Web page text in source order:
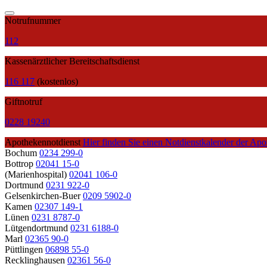
Notrufnummer
112
Kassenärztlicher Bereitschaftsdienst
116 117 (kostenlos)
Giftnotruf
0228 19240
Apothekennotdienst Hier finden Sie einen Notdienstkalender der
Bochum 0234 299-0
Bottrop 02041 15-0
(Marienhospital) 02041 106-0
Dortmund 0231 922-0
Gelsenkirchen-Buer 0209 5902-0
Kamen 02307 149-1
Lünen 0231 8787-0
Lütgendortmund 0231 6188-0
Marl 02365 90-0
Püttlingen 06898 55-0
Recklinghausen 02361 56-0